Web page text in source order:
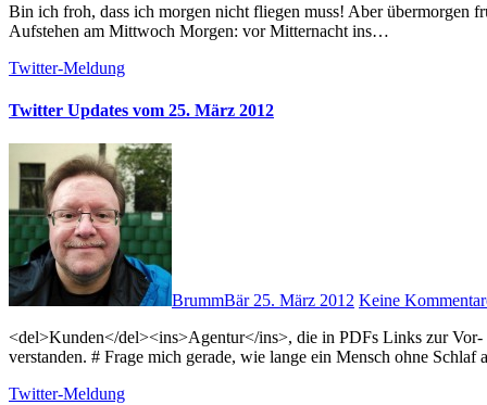
Bin ich froh, dass ich morgen nicht fliegen muss! Aber übermorgen früh bitte keinen Lokführerstreik oder so, ja?! # Training für das frühe
Aufstehen am Mittwoch Morgen: vor Mitternacht ins…
Twitter-Meldung
Twitter Updates vom 25. März 2012
BrummBär 25. März 2012 Keine
<del>Kunden</del><ins>Agentur</ins>, die in PDFs Links zur Vor- und nachfolgenden Seite haben wollen, haben das PDF-Format nicht
verstanden. # Frage mich gerade, wie lange ein Mensch ohne
Twitter-Meldung